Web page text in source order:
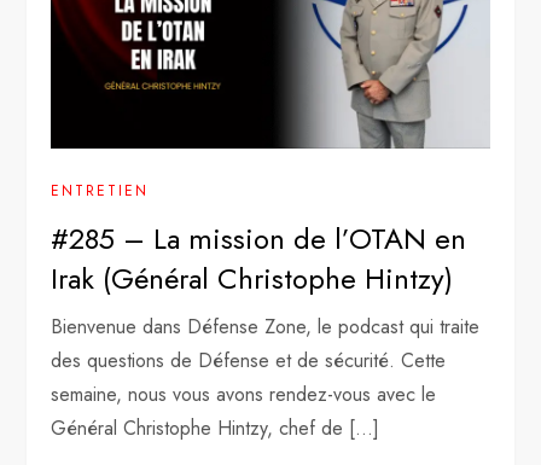
ENTRETIEN
#285 – La mission de l’OTAN en
Irak (Général Christophe Hintzy)
Bienvenue dans Défense Zone, le podcast qui traite
des questions de Défense et de sécurité. Cette
semaine, nous vous avons rendez-vous avec le
Général Christophe Hintzy, chef de […]